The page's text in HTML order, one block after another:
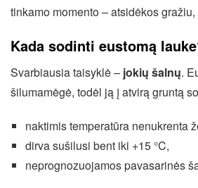
tinkamo momento – atsidėkos
Kada sodinti eustomą
Svarbiausia taisyklė – jokių šalnų.
šilumamėgė, todėl ją į atvirą gruntą
naktimis temperatūra nenukrenta
dirva sušilusi bent iki +15 °C,
neprognozuojamos pavasarinės